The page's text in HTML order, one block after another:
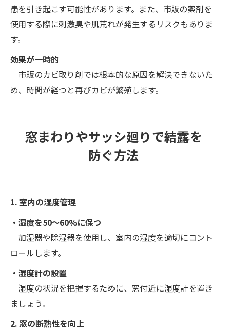
患を引き起こす可能性があります。また、市販の薬剤を
使用する際に刺激臭や肌荒れが発生するリスクもありま
す。
効果が一時的
市販のカビ取り剤では根本的な原因を解決できないた
め、時間が経つと再びカビが繁殖します。
窓まわりやサッシ廻りで結露を
防ぐ方法
1. 室内の湿度管理
・湿度を50～60%に保つ
加湿器や除湿器を使用し、室内の湿度を適切にコント
ロールします。
・湿度計の設置
湿度の状況を把握するために、窓付近に湿度計を置き
ましょう。
2. 窓の断熱性を向上